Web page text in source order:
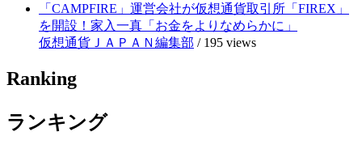
「CAMPFIRE」運営会社が仮想通貨取引所「FIREX」
を開設！家入一真「お金をよりなめらかに」
仮想通貨ＪＡＰＡＮ編集部 / 195 views
Ranking
ランキング